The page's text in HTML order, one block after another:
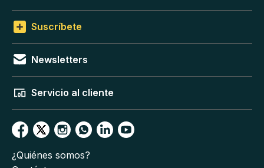
Suscríbete
Newsletters
Servicio al cliente
¿Quiénes somos?